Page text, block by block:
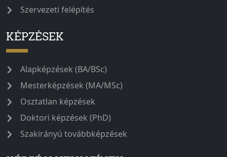
Szervezeti felépítés
KÉPZÉSEK
Alapképzések (BA/BSc)
Mesterképzések (MA/MSc)
Osztatlan képzések
Doktori képzések (PhD)
Szakirányú továbbképzések